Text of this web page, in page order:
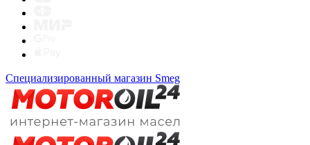
Специализированный магазин Smeg